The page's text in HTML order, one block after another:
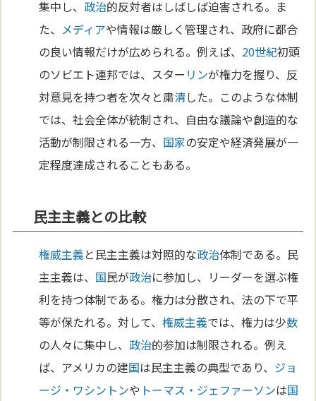
集中し、 政治的反対者はしばしば迫害される。ま
た、 メディアや情報は厳しく管理され、政府に都合
の良い情報だけが広められる。例えば、 20世紀初頭
のソビエト連邦では、スター リンが権力を握り、反
対意見を持つ者を次々と粛清した。このような体制
では、社会全体が統制され、自由な議論や創造的な
活動が制限される一方、 国家の安定や経済発展が一
定程度達成されることもある。
民主主義との比較
権威主義と民主主義は対照的な政治体制である。民
主主義は、 国民が政治に参加し、リーダーを選ぶ権
利を持つ体制である。権力は分散され、法の下で平
等が保たれる。対して、権威主義では、権力は少数
の人々に集中し、 政治的参加は制限される。例え
ば、アメリカの建国は民主主義の典型であり、 ジョ
ージ・ワシントンや トーマス・ジェファーソンは国